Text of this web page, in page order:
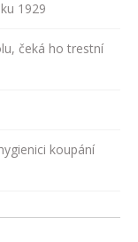
1929
čeká ho trestní
koupání